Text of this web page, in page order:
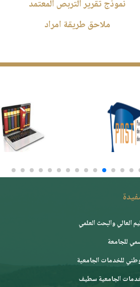
نموذج تقرير التربص المعتمد
ملاحق طريقة امراد
العالي والبحث العلمي
للجامعة
ﻟﻠﺨﺪﻣﺎﺕ ﺍﻟﺠﺎﻣﻌﻴﺔ
الجامعية سطيف